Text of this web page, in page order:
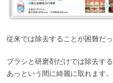
従来では除去することが困難だ
ブラシと研磨剤だけでは除去す
あっという間に綺麗に取れます。